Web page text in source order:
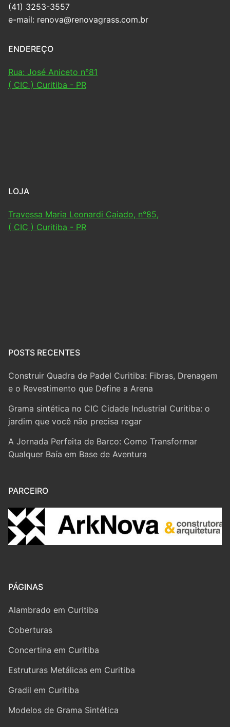
(41) 3253-3557
e-mail: renova@renovagrass.com.br
ENDEREÇO
Rua: José Aniceto n°81
( CIC ) Curitiba - PR
LOJA
Travessa Maria Leonardi Caiado, n°85,
( CIC ) Curitiba - PR
POSTS RECENTES
Construir Quadra de Padel Curitiba: Fibras, Drenagem
e o Revestimento que Define a Arena
Grama sintética no CIC Cidade Industrial Curitiba: o
jardim que você não precisa regar
A Jornada Perfeita de Barco: Como Transformar
Qualquer Baía em Base de Aventura
PARCEIRO
PÁGINAS
Alambrado em Curitiba
Coberturas
Concertina em Curitiba
Estruturas Metálicas em Curitiba
Gradil em Curitiba
Modelos de Grama Sintética